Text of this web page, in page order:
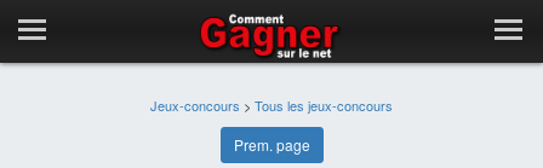
Jeux-concours > Tous les jeux-concours
Prem. page